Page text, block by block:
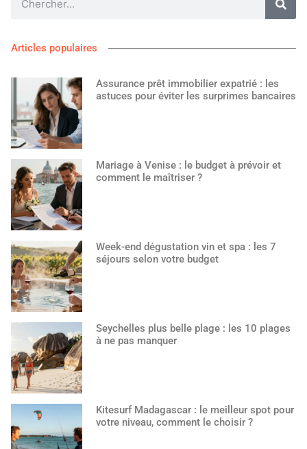
Articles populaires
Assurance prêt immobilier expatrié : les
astuces pour éviter les surprimes bancaires
Mariage à Venise : le budget à prévoir et
comment le maîtriser ?
Week-end dégustation vin et spa : les 7
séjours selon votre budget
Seychelles plus belle plage : les 10 plages
à ne pas manquer
Kitesurf Madagascar : le meilleur spot pour
votre niveau, comment le choisir ?